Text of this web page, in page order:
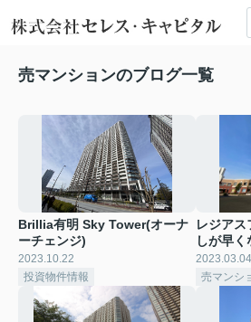
売マンションのブログ一覧
Brillia有明 Sky Tower(オーナ
ーチェンジ)
2023.10.22
投資物件情報
レジア
しが早く
2023.03.04
売マンシ